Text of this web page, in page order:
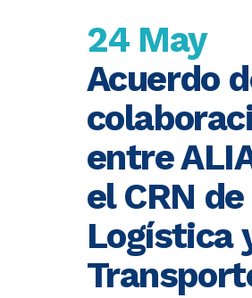
24 May
Acuerdo
entre
el CRN de
Logística